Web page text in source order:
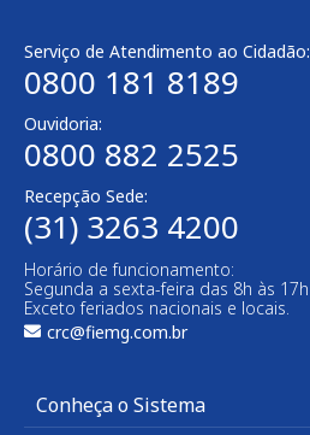
Serviço de Atendimento ao Cidadão:
0800 181 8189
Ouvidoria:
0800 882 2525​
Recepção Sede:
(31) 3263 4200
Horário de funcionamento:
Segunda a sexta-feira das 8h às 17h
Exceto feriados nacionais e locais.
crc@fiemg.com.br
Conheça o Sistema